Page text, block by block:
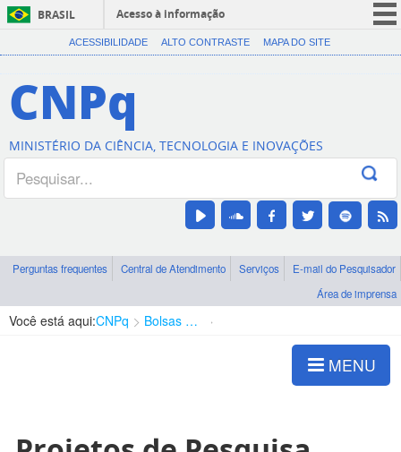
BRASIL
Acesso à informação
CORONAVÍRUS (COVID-19)
Canais
ACESSIBILIDADE ALTO CONTRASTE MAPA DO SITE
CNPq
MINISTÉRIO DA CIÊNCIA, TECNOLOGIA E INOVAÇÕES
Perguntas frequentes Central de Atendimento Serviços
E-mail do Pesquisador
Área de imprensa
Você está aqui:CNPq Bolsas e Auxílios Vigentes
MENU